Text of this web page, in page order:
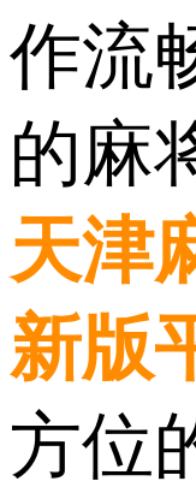
作流
的麻
天津
新版
方位